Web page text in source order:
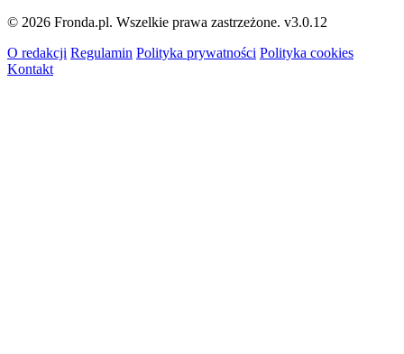
© 2026 Fronda.pl. Wszelkie prawa zastrzeżone. v3.0.12
O redakcji Regulamin Polityka prywatności Polityka cookies
Kontakt